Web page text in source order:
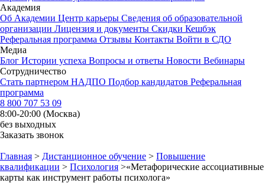
Академия
Об Академии Центр карьеры Сведения об образовательной
организации Лицензия и документы Скидки Кешбэк
Реферальная программа Отзывы Контакты Войти в СДО
Медиа
Блог Истории успеха Вопросы и ответы Новости Вебинары
Сотрудничество
Стать партнером НАДПО Подбор кандидатов Реферальная
программа
8 800 707 53 09
8:00-20:00 (Москва)
без выходных
Заказать звонок
Главная > Дистанционное обучение > Повышение
квалификации > Психология >«Метафорические ассоциативные
карты как инструмент работы психолога»